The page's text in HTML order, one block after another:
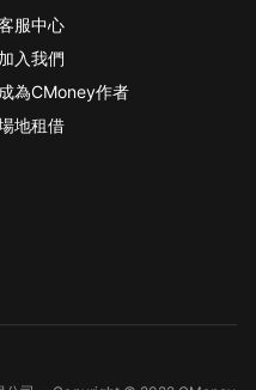
服中心
加入我們
成為CMoney作者
地租借